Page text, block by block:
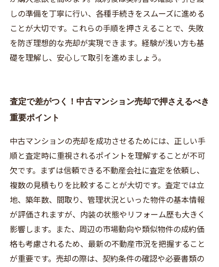
しの準備を丁寧に行い、各種手続きをスムーズに進める
ことが大切です。これらの手順を押さえることで、失敗
を防ぎ理想的な売却が実現できます。経験が浅い方も基
礎を理解し、安心して取引を進めましょう。
査定で差がつく！中古マンション売却で押さえるべき
重要ポイント
中古マンションの売却を成功させるためには、正しい手
順と査定時に重視されるポイントを理解することが不可
欠です。まずは信頼できる不動産会社に査定を依頼し、
複数の見積もりを比較することが大切です。査定では立
地、築年数、間取り、管理状況といった物件の基本情報
が評価されますが、内装の状態やリフォーム歴も大きく
影響します。また、周辺の市場動向や類似物件の成約価
格も考慮されるため、最新の不動産市況を把握すること
が重要です。売却の際は、契約条件の確認や必要書類の